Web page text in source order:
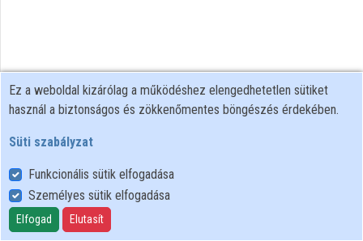
Felhasználói szabályzat
Adatkezelési tájékoztató
Süti szabályzat
Ez a weboldal kizárólag a működéshez elengedhetetlen sütiket
használ a biztonságos és zökkenőmentes böngészés érdekében.
Süti szabályzat
Funkcionális sütik elfogadása
Személyes sütik elfogadása
Elfogad Elutasít